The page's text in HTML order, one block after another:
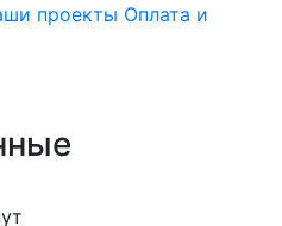
проекты Оплата и